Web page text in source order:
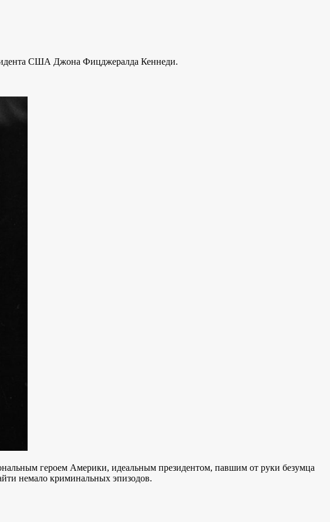
США Джона Фицджералда Кеннеди.
героем Америки, идеальным президентом, павшим от руки безумца
немало криминальных эпизодов.